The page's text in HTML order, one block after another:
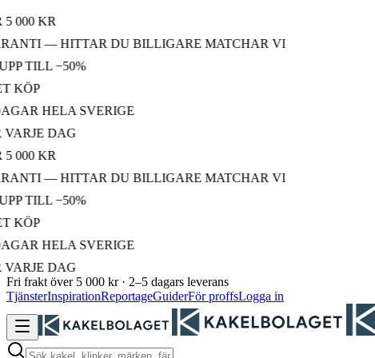
KR
— HITTAR DU BILLIGARE MATCHAR VI
TILL −50%
HELA SVERIGE
DAG
KR
— HITTAR DU BILLIGARE MATCHAR VI
TILL −50%
HELA SVERIGE
DAG
Fri frakt över 5 000 kr · 2–5 dagars leverans
TjänsterInspirationReportageGuiderFör proffsLogga in